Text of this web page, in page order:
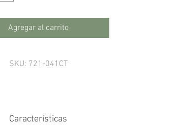
Agregar al carrito
SKU: 721-041CT
Características